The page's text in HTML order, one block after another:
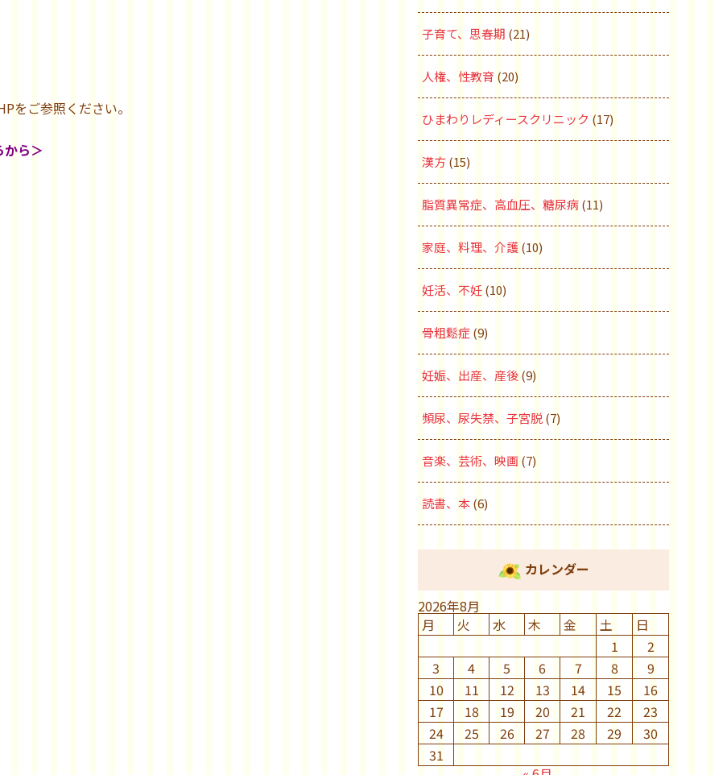
をご参照ください。
から＞
子育て、思春期 (21)
人権、性教育 (20)
ひまわりレディースクリニック (17)
漢方(15)
脂質異常症、高血圧、糖尿病(11)
家庭、料理、介護(10)
妊活、不妊(10)
骨粗鬆症(9)
妊娠、出産、産後(9)
頻尿、尿失禁、子宮脱(7)
音楽、芸術、映画(7)
読書、本(6)
カレンダー
2026年8月
月
火 水 木 金 土
日
1
2
3
4 5 6 7 8
9
10
11 12 13 14 15
16
17
18 19 20 21 22
23
24
25 26 27 28 29
30
31